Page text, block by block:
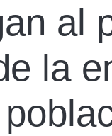
al
la